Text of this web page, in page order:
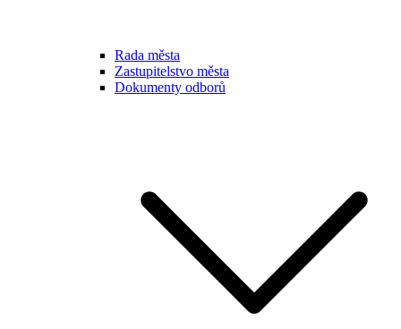
Rada města
Zastupitelstvo města
Dokumenty odborů